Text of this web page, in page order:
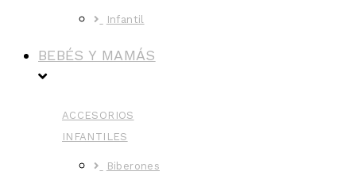
Infantil
BEBÉS Y MAMÁS
ACCESORIOS
INFANTILES
Biberones